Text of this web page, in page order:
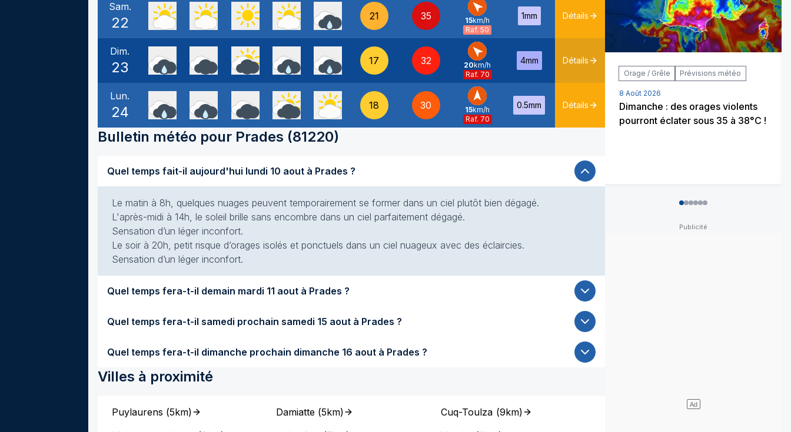
Sam.
22 21 35
SE -
15km/h
Raf. 50
1mm Détails
Dim.
23 17 32
SE -
20km/h
Raf. 70
4mm Détails
Lun.
24 18 30
S -
15km/h
Raf. 70
0.5mm Détails
Bulletin météo pour Prades (81220)
Quel temps fait-il aujourd'hui lundi 10 aout à Prades ?
Le matin à 8h, quelques nuages peuvent temporairement se former dans un ciel plutôt bien dégagé.
L'après-midi à 14h, le soleil brille sans encombre dans un ciel parfaitement dégagé.
Sensation d’un léger inconfort.
Le soir à 20h, petit risque d’orages isolés et ponctuels dans un ciel nuageux avec des éclaircies.
Sensation d’un léger inconfort.
Quel temps fera-t-il demain mardi 11 aout à Prades ?
Quel temps fera-t-il samedi prochain samedi 15 aout à Prades ?
Quel temps fera-t-il dimanche prochain dimanche 16 aout à Prades ?
Villes à proximité
Puylaurens (5km)
Damiatte (5km)
Cuq-Toulza (9km)
Orage / Grêle Prévisions météo
8 Août 2026
Dimanche : des orages violents
pourront éclater sous 35 à 38°C !